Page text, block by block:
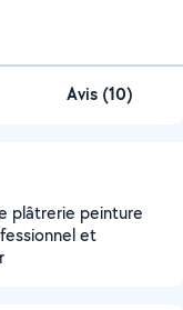
Avis (10)
plâtrerie peinture
et